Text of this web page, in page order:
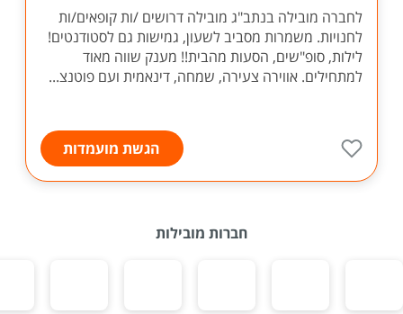
לחברה מובילה בנתב"ג מובילה דרושים /ות קופאים/ות
לחנויות. משמרות מסביב לשעון, גמישות גם לסטודנטים!
לילות, סופ"שים, הסעות מהבית!! מענק שווה מאוד
למתחילים. אווירה צעירה, שמחה, דינאמית ועם פוטנצ...
הגשת מועמדות
חברות מובילות